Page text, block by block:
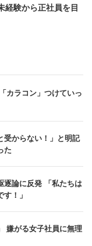
経験から正社員を目
カラコン」つけていっ
受からない！」と明記
た
逐論に反発 「私たちは
！」
嫌がる女子社員に無理